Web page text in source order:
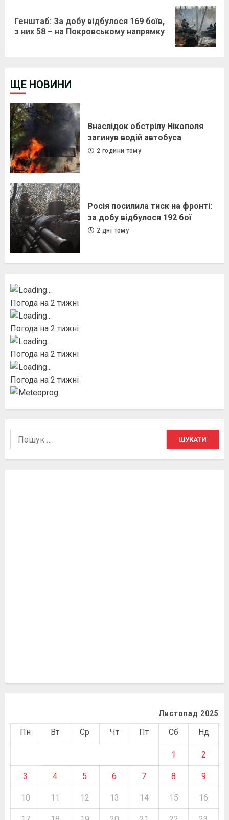
Next
post:
Генштаб: За добу відбулося 169 боїв,
з них 58 – на Покровському напрямку
ЩЕ НОВИНИ
Внаслідок обстрілу Нікополя
загинув водій автобуса
2 години тому
Росія посилила тиск на фронті:
за добу відбулося 192 бої
2 дні тому
Погода на 2 тижні
Погода на 2 тижні
Погода на 2 тижні
Погода на 2 тижні
Пошук:
Листопад 2025
Пн Вт Ср Чт Пт Сб Нд
1 2
3 4 5 6 7 8 9
10 11 12 13 14 15 16